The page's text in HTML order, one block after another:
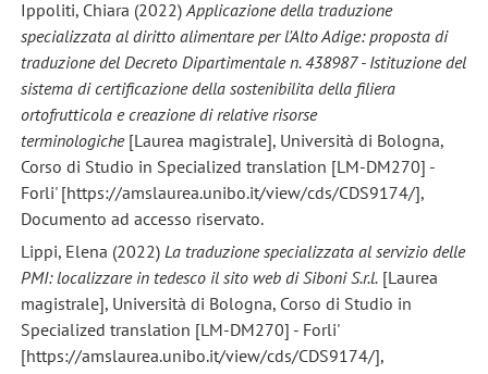
Ippoliti, Chiara (2022)Applicazione della traduzione
specializzata al diritto alimentare per l'Alto Adige: proposta di
traduzione del Decreto Dipartimentale n. 438987 - Istituzione del
sistema di certificazione della sostenibilita della filiera
ortofrutticola e creazione di relative risorse
terminologiche [Laurea magistrale], Università di Bologna,
Corso di Studio in Specialized translation [LM-DM270] -
Forli' [https://amslaurea.unibo.it/view/cds/CDS9174/],
Documento ad accesso riservato.
Lippi, Elena (2022) La traduzione specializzata al servizio delle
PMI: localizzare in tedesco il sito web di Siboni S.r.l.[Laurea
magistrale], Università di Bologna, Corso di Studio in
Specialized translation [LM-DM270] - Forli'
[https://amslaurea.unibo.it/view/cds/CDS9174/],